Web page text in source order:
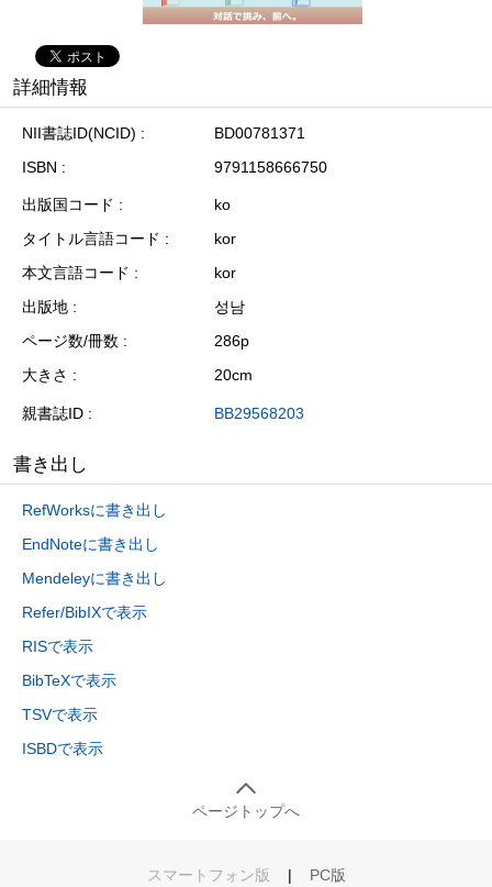
詳細情報
NII書誌ID(NCID)
BD00781371
ISBN
9791158666750
出版国コード
ko
タイトル言語コード
kor
本文言語コード
kor
出版地
성남
ページ数/冊数
286p
大きさ
20cm
親書誌ID BB29568203
書き出し
RefWorksに書き出し
EndNoteに書き出し
Mendeleyに書き出し
Refer/BibIXで表示
RISで表示
BibTeXで表示
TSVで表示
ISBDで表示
ページトップへ
スマートフォン版 | PC版